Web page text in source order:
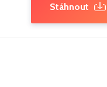
Stáhnout